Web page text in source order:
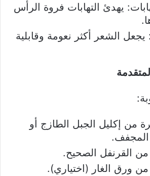
يهدئ التهابات فروة الرأس
يجعل الشعر أكثر نعومة وقابلية
من إكليل الجبل الطازج أو
المجفف.
من القرنفل الصحيح.
من ورق الغار (اختياري).